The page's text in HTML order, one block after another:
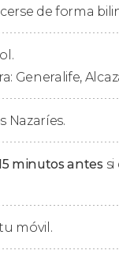
los Palacios
y Comares.
y el
por la
descubrir uno de
de forma
Generalife,
Nazaríes.
minutos antes
móvil.